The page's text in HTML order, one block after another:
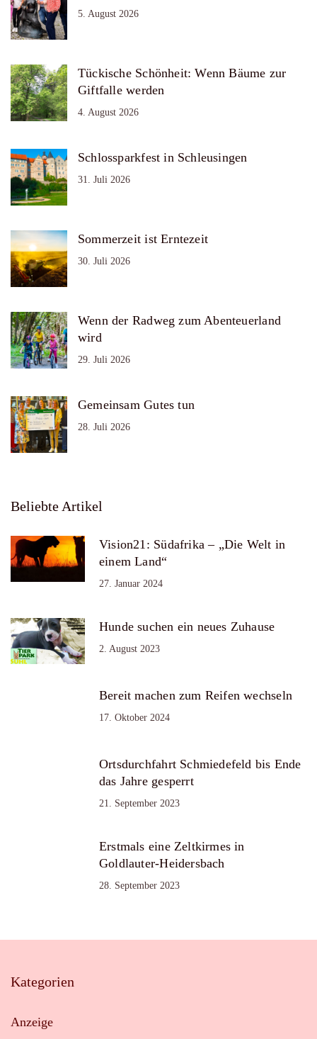
5. August 2026
Tückische Schönheit: Wenn Bäume zur
Giftfalle werden
4. August 2026
Schlossparkfest in Schleusingen
31. Juli 2026
Sommerzeit ist Erntezeit
30. Juli 2026
Wenn der Radweg zum Abenteuerland
wird
29. Juli 2026
Gemeinsam Gutes tun
28. Juli 2026
Beliebte Artikel
Vision21: Südafrika – „Die Welt in
einem Land“
27. Januar 2024
Hunde suchen ein neues Zuhause
2. August 2023
Bereit machen zum Reifen wechseln
17. Oktober 2024
Ortsdurchfahrt Schmiedefeld bis Ende
das Jahre gesperrt
21. September 2023
Erstmals eine Zeltkirmes in
Goldlauter-Heidersbach
28. September 2023
Kategorien
Anzeige